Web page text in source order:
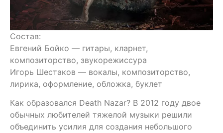
Состав:
Евгений Бойко — гитары, кларнет,
композиторство, звукорежиссура
Игорь Шестаков — вокалы, композиторство,
лирика, оформление, обложка, буклет
Как образовался Death Nazar? В 2012 году двое
обычных любителей тяжелой музыки решили
объединить усилия для создания небольшого